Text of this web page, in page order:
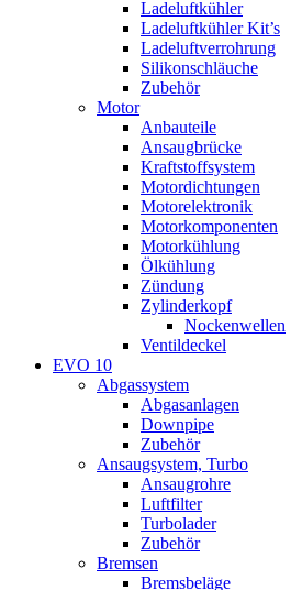
Ladeluftkühler
Ladeluftkühler Kit’s
Ladeluftverrohrung
Silikonschläuche
Zubehör
Motor
Anbauteile
Ansaugbrücke
Kraftstoffsystem
Motordichtungen
Motorelektronik
Motorkomponenten
Motorkühlung
Ölkühlung
Zündung
Zylinderkopf
Nockenwellen
Ventildeckel
EVO 10
Abgassystem
Abgasanlagen
Downpipe
Zubehör
Ansaugsystem, Turbo
Ansaugrohre
Luftfilter
Turbolader
Zubehör
Bremsen
Bremsbeläge